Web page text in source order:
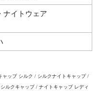
ナイトウェア
ップ シルク / シルクナイトキャップ /
ルクキャップ / ナイトキャップ レディ